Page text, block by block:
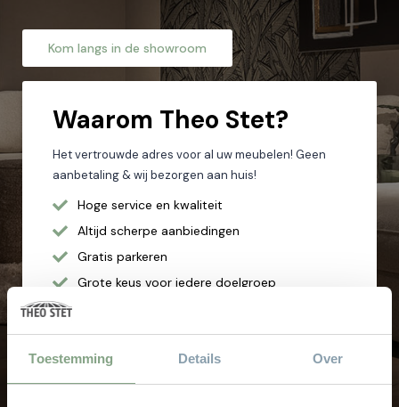
Toestemming Details Over
Kom langs in de showroom
Waarom Theo Stet?
Het vertrouwde adres voor al uw meubelen! Geen
aanbetaling & wij bezorgen aan huis!
Hoge service en kwaliteit
Altijd scherpe aanbiedingen
Gratis parkeren
Grote keus voor iedere doelgroep
8.000 m² met alle soorten stylen meubelen